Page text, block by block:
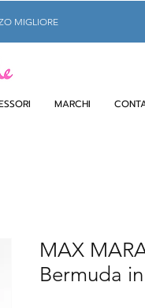
MIGLIORE
MARCHI
MAX
Bermuda